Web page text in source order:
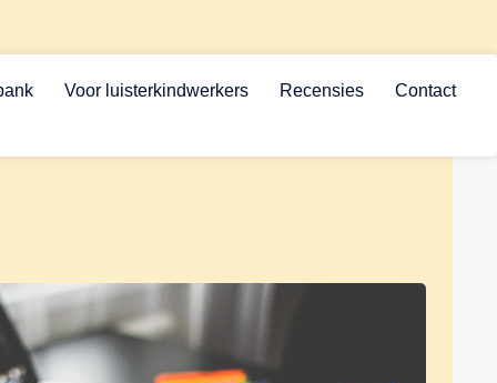
Voor luisterkindwerkers Recensies Contact